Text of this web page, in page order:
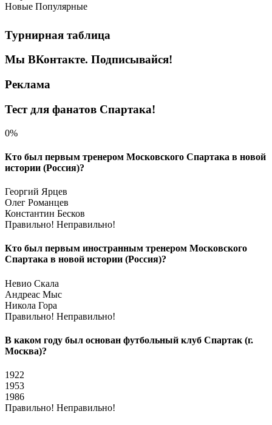
Новые Популярные
Турнирная таблица
Мы ВКонтакте. Подписывайся!
Реклама
Тест для фанатов Спартака!
0%
Кто был первым тренером Московского Спартака в новой
истории (Россия)?
Георгий Ярцев
Олег Романцев
Константин Бесков
Правильно! Неправильно!
Кто был первым иностранным тренером Московского
Спартака в новой истории (Россия)?
Невио Скала
Андреас Мыс
Никола Гора
Правильно! Неправильно!
В каком году был основан футбольный клуб Спартак (г.
Москва)?
1922
1953
1986
Правильно! Неправильно!